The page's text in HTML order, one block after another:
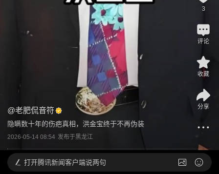
@老肥侃音符
隐瞒数十年的伤疤真相，洪金宝终于不再伪装
2026-05-14 08:54 发布于黑龙江
3
评论
收藏
分享
打开腾讯新闻客户端说两句